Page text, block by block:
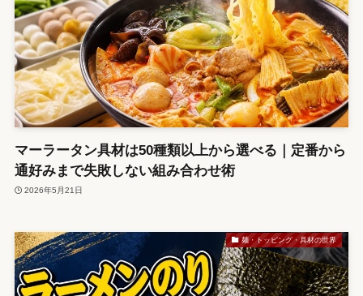
マーラータン具材は50種類以上から選べる｜定番から
通好みまで失敗しない組み合わせ術
2026年5月21日
麺・トッピング・具材の世界